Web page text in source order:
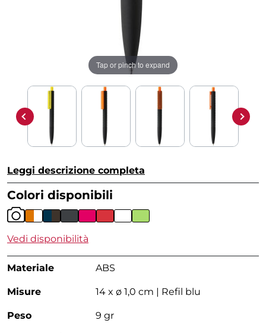
Tap or pinch to expand
Leggi descrizione completa
Colori disponibili
Vedi disponibilità
Materiale ABS
Misure 14 x ø 1,0 cm | Refil blu
Peso 9 gr